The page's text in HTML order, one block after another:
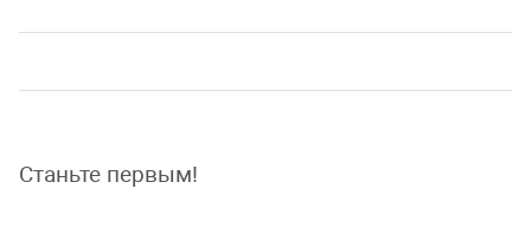
Станьте первым!